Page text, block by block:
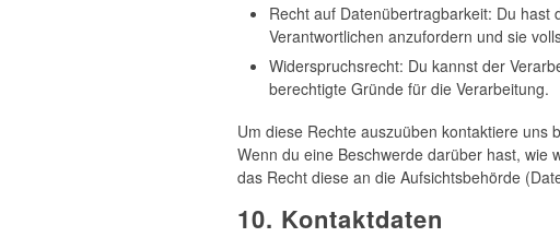
Recht auf Datenübertragbarkeit: Du
Verantwortlichen anzufordern und sie
Widerspruchsrecht: Du kannst der
berechtigte Gründe für die Verarbeitung.
Um diese Rechte auszuüben kontaktiere uns
Wenn du eine Beschwerde darüber hast, wie
das Recht diese an die Aufsichtsbehörde
10. Kontaktdaten